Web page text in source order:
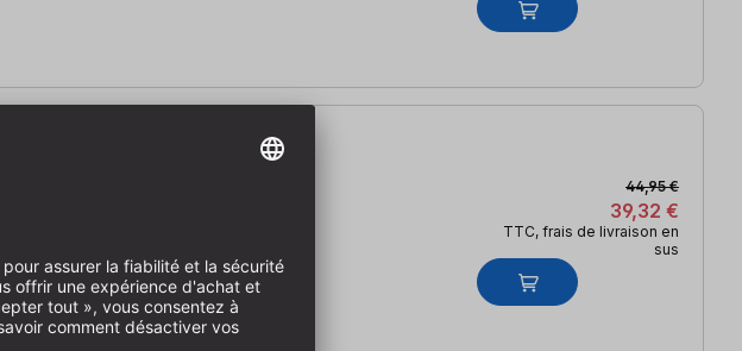
39,32 €
44,95 €
TTC, frais de livraison en
sus